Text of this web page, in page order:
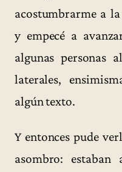
acostumbrarme a
y empecé a
algunas personas
laterales,
algún texto.
Y entonces pude
asombro: